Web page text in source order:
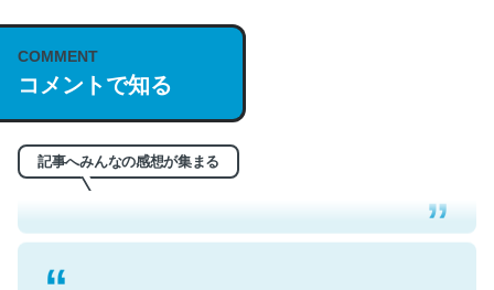
COMMENT
コメントで知る
記事へみんなの感想が集まる
これは名文。彼はとてもクレバーなんだろうなと凄く思
う。英語少しでも読める人は原文もお勧め。自分はこの流
─今のこの状況が信じられるかい？ by ラーズ・ヌートバー